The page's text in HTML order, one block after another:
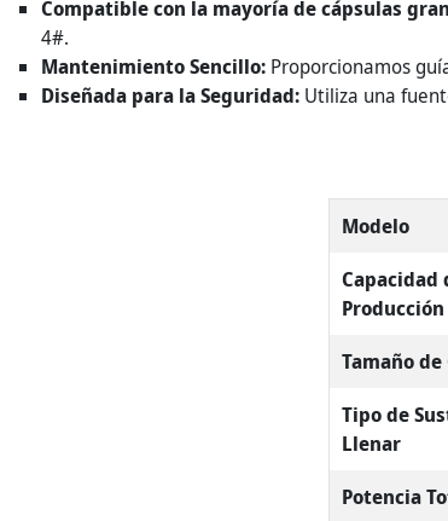
Compatible con la mayoría de cápsulas
4#.
Mantenimiento Sencillo: Proporcionamos
Diseñada para la Seguridad: Utiliza una
Modelo
Capacidad
Producción
Tamaño
Tipo de
Llenar
Potencia